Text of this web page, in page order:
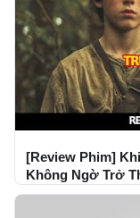
[Review Phim]
Không Ngờ Trở